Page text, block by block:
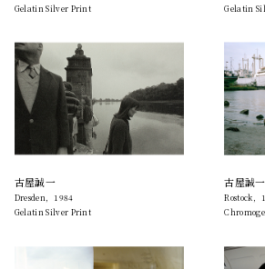
Gelatin Silver Print
Gelatin
古屋誠一
Dresden，1984
Gelatin Silver Print
古屋誠一
Rostock，